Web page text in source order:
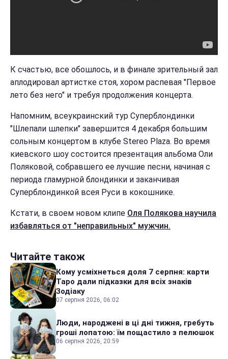
К счастью, все обошлось, и в финале зрительный зал
аплодировал артистке стоя, хором распевая "Первое
лето без него" и требуя продолжения концерта.
Напомним, всеукраинский тур Суперблондинки
"Шлепали шлепки" завершится 4 декабря большим
сольным концертом в клубе Stereo Plaza. Во время
киевского шоу состоится презентация альбома Оли
Поляковой, собравшего ее лучшие песни, начиная с
периода гламурной блондинки и заканчивая
Суперблондинкой всея Руси в кокошнике.
Кстати, в своем новом клипе Оля Полякова научила
избавляться от "неправильных" мужчин.
Читайте також
Кому усміхнеться доля 7 серпня: карти
Таро дали підказки для всіх знаків
Зодіаку
07 серпня 2026, 06:02
Люди, народжені в ці дні тижня, гребуть
гроші лопатою: їм пощастило з пелюшок
06 серпня 2026, 20:59